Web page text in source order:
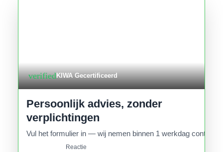
verifiedKIWA Gecertificeerd
Persoonlijk advies, zonder
verplichtingen
Vul het formulier in — wij nemen binnen 1 werkdag contact
Reactie